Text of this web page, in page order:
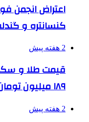
اعتراض انجمن
کنسانتره و
2 هفته پیش
قیمت طلا و سکه
۱۸۹ میلیون تومان
2 هفته پیش